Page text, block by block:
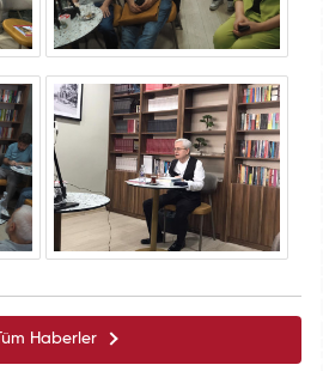
Tüm Haberler